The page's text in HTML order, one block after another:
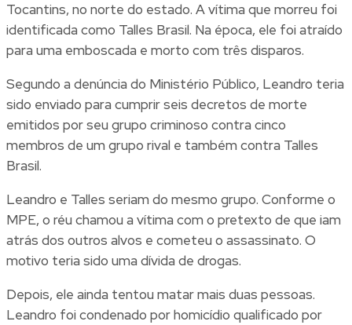
Tocantins, no norte do estado. A vítima que morreu foi
identificada como Talles Brasil. Na época, ele foi atraído
para uma emboscada e morto com três disparos.
Segundo a denúncia do Ministério Público, Leandro teria
sido enviado para cumprir seis decretos de morte
emitidos por seu grupo criminoso contra cinco
membros de um grupo rival e também contra Talles
Brasil.
Leandro e Talles seriam do mesmo grupo. Conforme o
MPE, o réu chamou a vítima com o pretexto de que iam
atrás dos outros alvos e cometeu o assassinato. O
motivo teria sido uma dívida de drogas.
Depois, ele ainda tentou matar mais duas pessoas.
Leandro foi condenado por homicídio qualificado por